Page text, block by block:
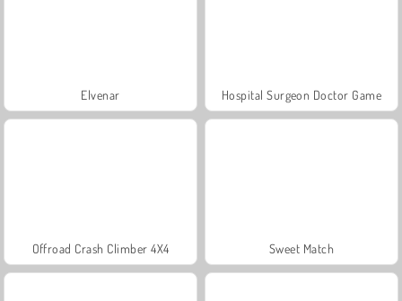
Elvenar Hospital Surgeon Doctor Game
Offroad Crash Climber 4X4 Sweet Match